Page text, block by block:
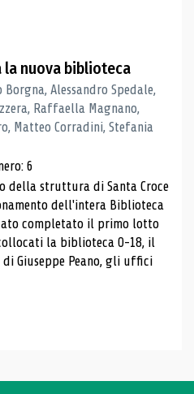
la nuova biblioteca
Alessandro Spedale,
Raffaella Magnano,
Matteo Corradini, Stefania
6
della struttura di Santa Croce
dell'intera Biblioteca
completato il primo lotto
la biblioteca 0-18, il
Giuseppe Peano, gli uffici